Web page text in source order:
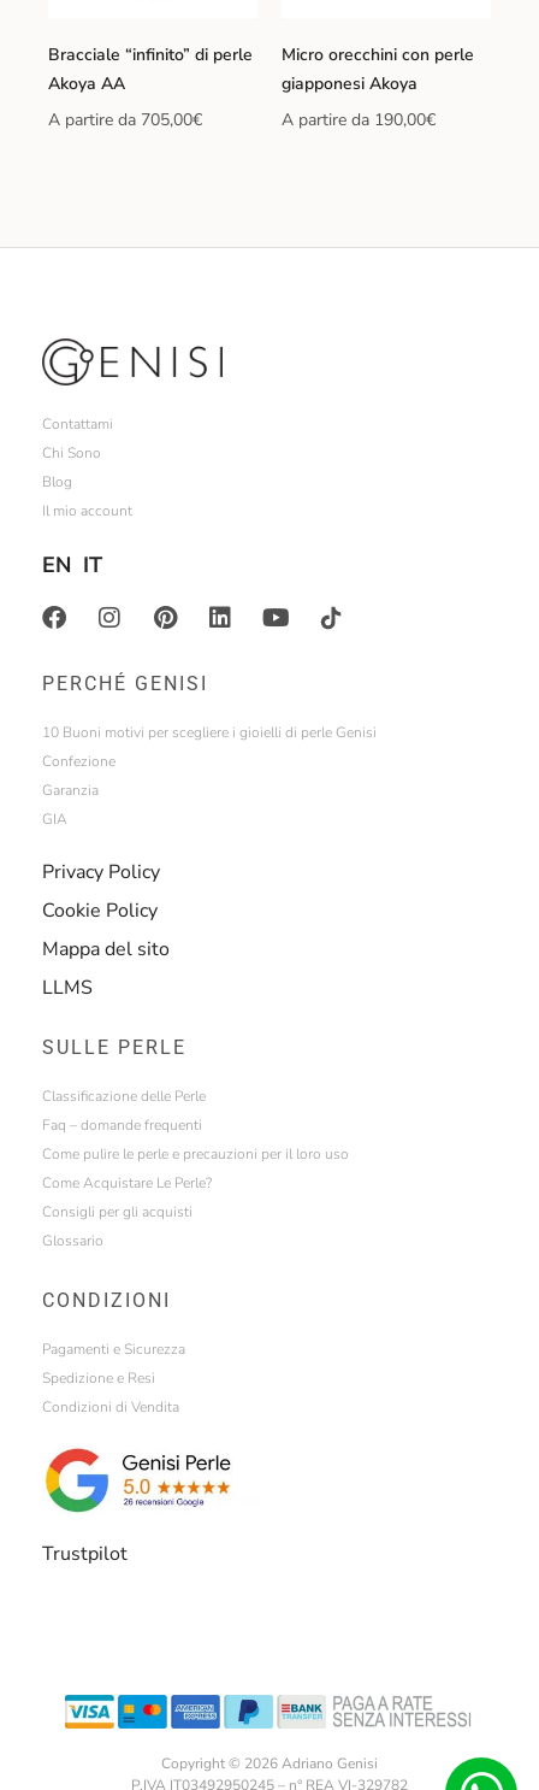
Bracciale “infinito” di perle
Akoya AA
A partire da 705,00€
Micro orecchini con perle
giapponesi Akoya
A partire da 190,00€
Contattami
Chi Sono
Blog
Il mio account
EN IT
PERCHÉ GENISI
10 Buoni motivi per scegliere i gioielli di perle Genisi
Confezione
Garanzia
GIA
Privacy Policy
Cookie Policy
Mappa del sito
LLMS
SULLE PERLE
Classificazione delle Perle
Faq – domande frequenti
Come pulire le perle e precauzioni per il loro uso
Come Acquistare Le Perle?
Consigli per gli acquisti
Glossario
CONDIZIONI
Pagamenti e Sicurezza
Spedizione e Resi
Condizioni di Vendita
Trustpilot
Copyright © 2026 Adriano Genisi
P.IVA IT03492950245 – n° REA VI-329782